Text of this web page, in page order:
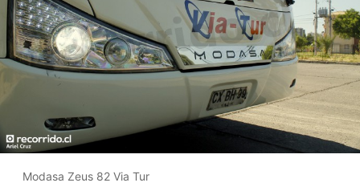
Modasa Zeus 82 Via Tur